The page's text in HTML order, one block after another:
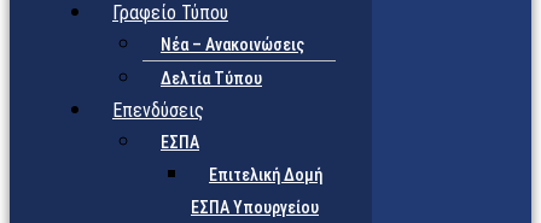
Γραφείο Τύπου
Νέα – Ανακοινώσεις
Δελτία Τύπου
Επενδύσεις
ΕΣΠΑ
Επιτελική Δομή
ΕΣΠΑ Υπουργείου